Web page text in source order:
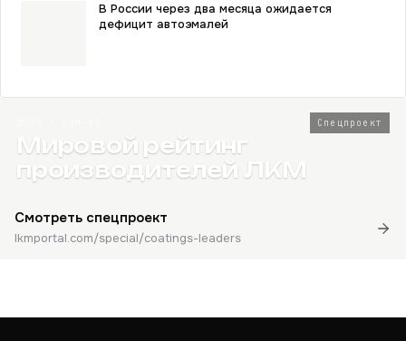
В России через два месяца ожидается
дефицит автоэмалей
Спецпроект
Мировой рейтинг
производителей ЛКМ
Смотреть спецпроект
lkmportal.com/special/coatings-leaders